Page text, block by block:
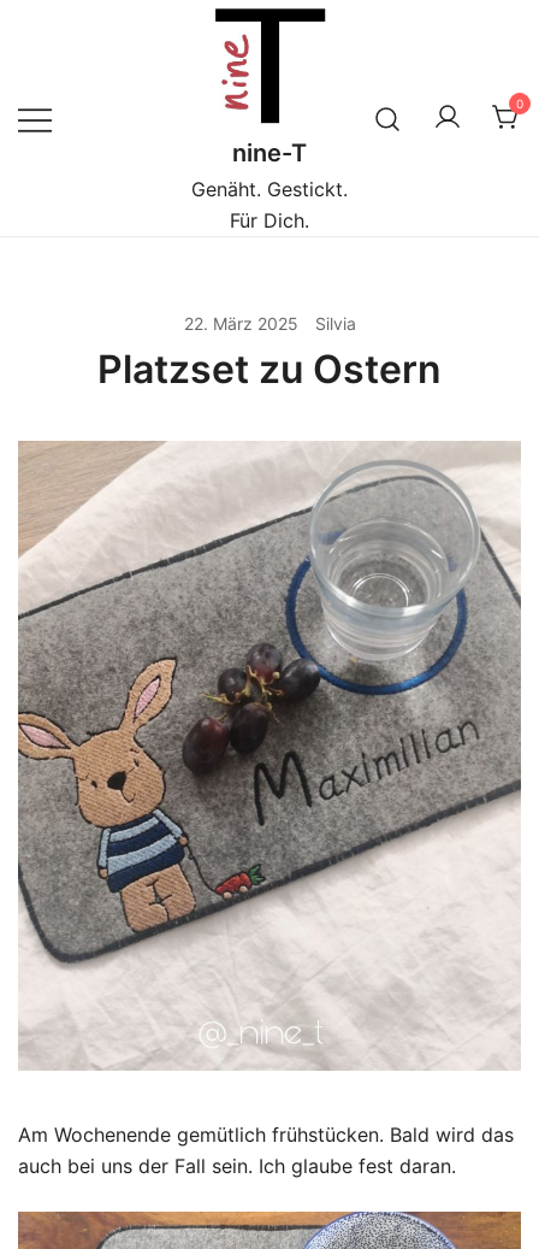
nine-T
Genäht. Gestickt.
Für Dich.
0
22. März 2025 Silvia
Platzset zu Ostern
Am Wochenende gemütlich frühstücken. Bald wird das
auch bei uns der Fall sein. Ich glaube fest daran.